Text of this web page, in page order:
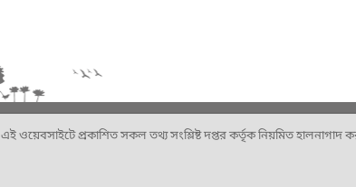
এই ওয়েবসাইটে প্রকাশিত সকল তথ্য সংশ্লিষ্ট দপ্তর কর্তৃক নিয়মিত হালনাগাদ